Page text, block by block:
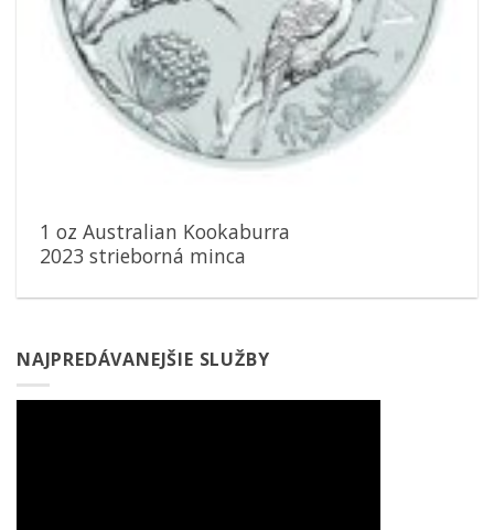
1 oz Australian Kookaburra
2023 strieborná minca
NAJPREDÁVANEJŠIE SLUŽBY